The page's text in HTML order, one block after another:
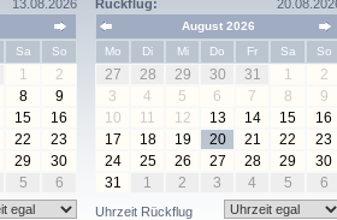
13.08.2026
Sa So
1
2
8
9
15
16
22
23
29
30
5 6
Rückflug:
August 2026
Mo
Di Mi Do Fr Sa So
27 28 29 30 31 1
2
3
4 5 6 7 8
9
10
11 12 13 14 15
16
17
18 19 20 21 22
23
24
25 26 27 28 29
30
31
1 2 3 4 5 6
Uhrzeit Rückflug